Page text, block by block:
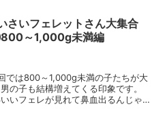
さいフェレットさん大集合
～1,000g未満編
では800～1,000g未満の子たちが大
の子も結構増えてくる印象です。
いフェレが見れて鼻血出るんじゃな